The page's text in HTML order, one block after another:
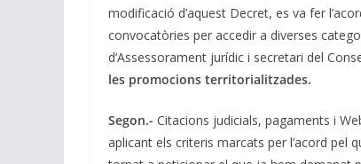
modificació d’aquest Decret, es va fer
convocatòries per accedir a diverses
d’Assessorament jurídic i secretari del
les promocions territorialitzades.
Segon.- Citacions judicials, pagaments i
aplicant els criteris marcats per l’acord pel